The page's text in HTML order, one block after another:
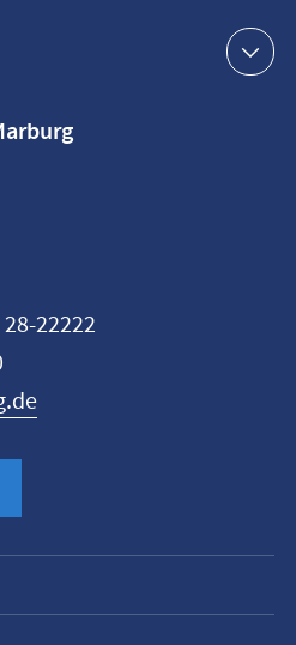
22222